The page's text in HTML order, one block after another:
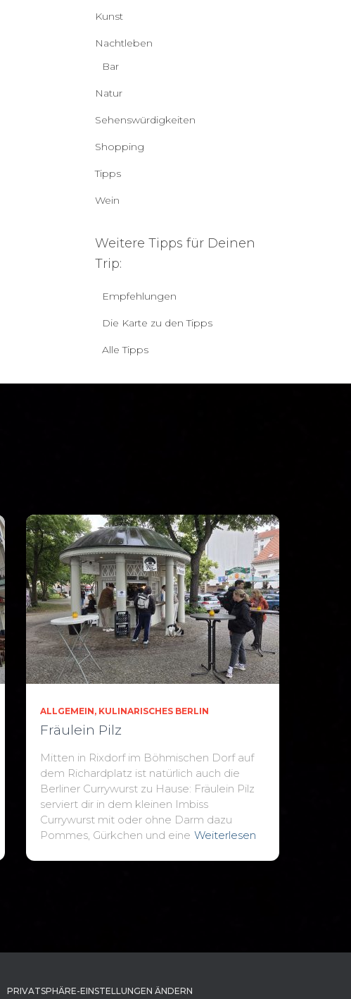
Kunst
Nachtleben
Bar
Natur
Sehenswürdigkeiten
Shopping
Tipps
Wein
Weitere Tipps für Deinen
Trip:
Empfehlungen
Die Karte zu den Tipps
Alle Tipps
ALLGEMEIN KULINARISCHES BERLIN
Fräulein Pilz
Mitten in Rixdorf im Böhmischen Dorf auf
dem Richardplatz ist natürlich auch die
Berliner Currywurst zu Hause: Fräulein Pilz
serviert dir in dem kleinen Imbiss
Currywurst mit oder ohne Darm dazu
Pommes, Gürkchen und eine Weiterlesen
PRIVATSPHÄRE-EINSTELLUNGEN ÄNDERN